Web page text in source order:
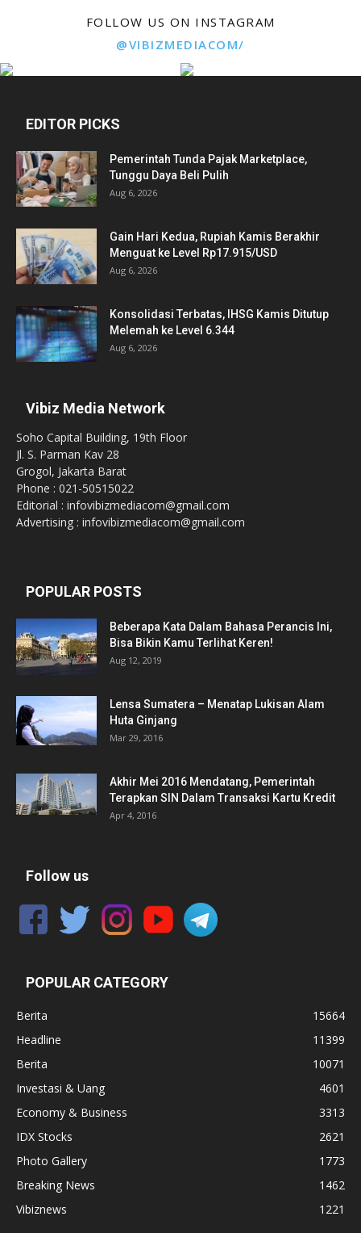
FOLLOW US ON INSTAGRAM
@VIBIZMEDIACOM/
EDITOR PICKS
Pemerintah Tunda Pajak Marketplace,
Tunggu Daya Beli Pulih
Aug 6, 2026
Gain Hari Kedua, Rupiah Kamis Berakhir
Menguat ke Level Rp17.915/USD
Aug 6, 2026
Konsolidasi Terbatas, IHSG Kamis Ditutup
Melemah ke Level 6.344
Aug 6, 2026
Vibiz Media Network
Soho Capital Building, 19th Floor
Jl. S. Parman Kav 28
Grogol, Jakarta Barat
Phone : 021-50515022
Editorial : infovibizmediacom@gmail.com
Advertising : infovibizmediacom@gmail.com
POPULAR POSTS
Beberapa Kata Dalam Bahasa Perancis Ini,
Bisa Bikin Kamu Terlihat Keren!
Aug 12, 2019
Lensa Sumatera – Menatap Lukisan Alam
Huta Ginjang
Mar 29, 2016
Akhir Mei 2016 Mendatang, Pemerintah
Terapkan SIN Dalam Transaksi Kartu Kredit
Apr 4, 2016
Follow us
POPULAR CATEGORY
Berita
15664
Headline
11399
Berita
10071
Investasi & Uang
4601
Economy & Business
3313
IDX Stocks
2621
Photo Gallery
1773
Breaking News
1462
Vibiznews
1221